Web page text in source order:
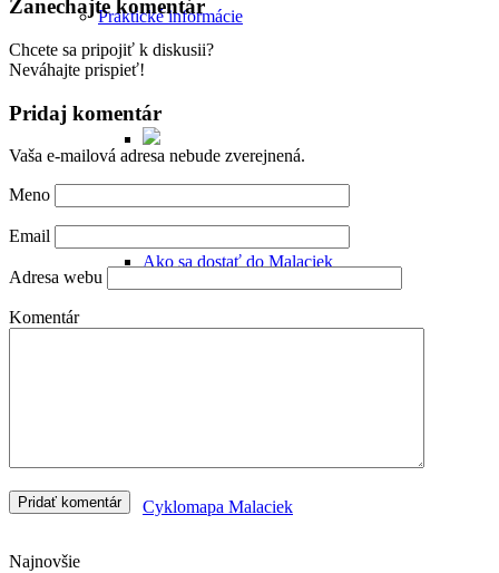
Praktické informácie
Ako sa dostať do Malaciek
Cyklomapa Malaciek
Zanechajte komentár
Chcete sa pripojiť k diskusii?
Neváhajte prispieť!
Pridaj komentár
Vaša e-mailová adresa nebude zverejnená.
Meno
Email
Adresa webu
Komentár
Najnovšie